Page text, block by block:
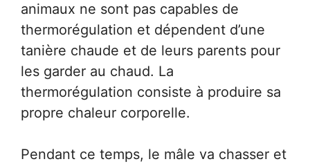
animaux ne sont pas capables de
thermorégulation et dépendent d’une
tanière chaude et de leurs parents pour
les garder au chaud. La
thermorégulation consiste à produire sa
propre chaleur corporelle.
Pendant ce temps, le mâle va chasser et